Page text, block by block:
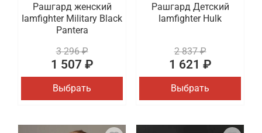
Рашгард женский
Iamfighter Military Black
Pantera
3 296 ₽
1 507 ₽
Выбрать
Рашгард Детский
Iamfighter Hulk
2 837 ₽
1 621 ₽
Выбрать